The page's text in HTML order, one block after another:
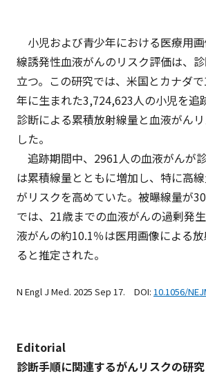
小児および青少年における医療用
線誘発性血液がんのリスク評価は、
立つ。この研究では、米国とカナダ
年に生まれた3,724,623人の小児を追
診断による累積放射線量と血液がん
した。
追跡期間中、2961人の血液がんが
は累積線量とともに増加し、特に高
がリスクを高めていた。被曝線量が
では、21歳までの血液がんの過剰発
液がんの約10.1％は医用画像による
ると推定された。
N Engl J Med. 2025 Sep 17. DOI: 10.1056/
Editorial
診断手順に関連するがんリスクの研